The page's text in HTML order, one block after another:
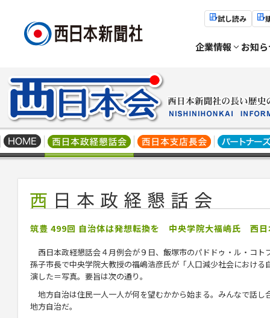
試し読み
企業情報 お知
筑豊 499回 自治体は発想転換を 中央学院大福嶋氏 西日
西日本政経懇話会４月例会が９日、飯塚市のパドドゥ・ル・コト
孫子市長で中央学院大教授の福嶋浩彦氏が「人口減少社会における
演した＝写真。要旨は次の通り。
地方自治は住民一人一人が何を望むかから始まる。みんなで話し
地方自治だ。